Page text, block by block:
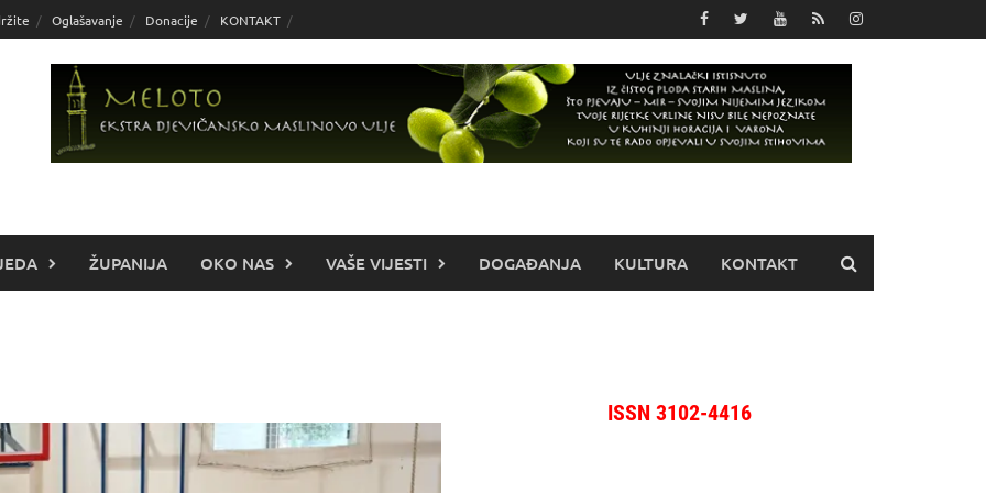
Oglašavanje Donacije KONTAKT
ŽUPANIJA OKO NAS VAŠE VIJESTI DOGAĐANJA KULTURA KONTAKT
ISSN 3102-4416